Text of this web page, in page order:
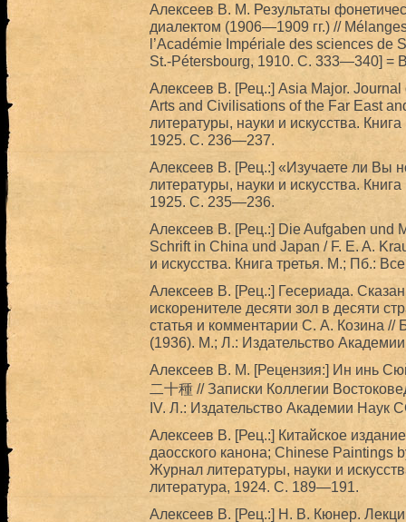
Алексеев В. М. Результаты
диалектом (1906—1909 гг.) //
l’Académie Impériale des sciences de
St.-Pétersbourg, 1910. С. 333—340] =
Алексеев В. [Рец.:] Asia Major.
Arts and Civilisations of the Far East
литературы, науки и искусства.
1925. С. 236—237.
Алексеев В. [Рец.:] «Изучаете ли Вы
литературы, науки и искусства.
1925. С. 235—236.
Алексеев В. [Рец.:] Die Aufgaben und
Schrift in China und Japan / F. E. A.
и искусства. Книга третья. М.; Пб.:
Алексеев В. [Рец.:] Гесериада.
искоренителе десяти зол в десяти
статья и комментарии С. А. Козина //
(1936). М.; Л.: Издательство
Алексеев В. М. [Рецензия:] Ин инь
二十種 // Записки Коллегии
IV. Л.: Издательство Академии
Алексеев В. [Рец.:] Китайское
даосского канона; Chinese Paintings
Журнал литературы, науки и
литература, 1924. С. 189—191.
Алексеев В. [Рец.:] Н. В. Кюнер.